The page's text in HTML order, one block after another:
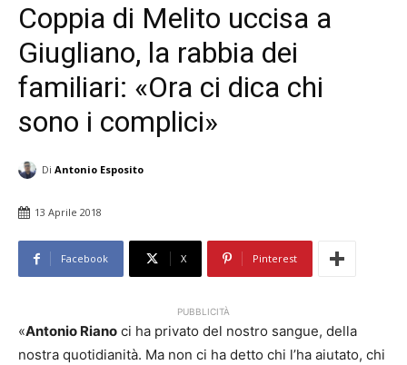
Coppia di Melito uccisa a
Giugliano, la rabbia dei
familiari: «Ora ci dica chi
sono i complici»
Di Antonio Esposito
13 Aprile 2018
Facebook X Pinterest
PUBBLICITÀ
«Antonio Riano ci ha privato del nostro sangue, della
nostra quotidianità. Ma non ci ha detto chi l’ha aiutato, chi